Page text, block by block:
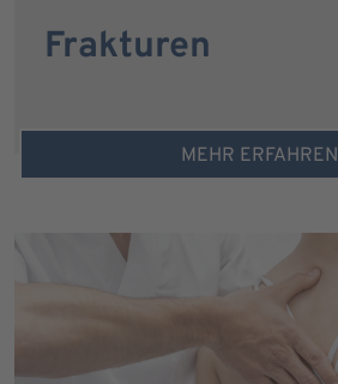
Frakturen
MEHR ERFAHREN